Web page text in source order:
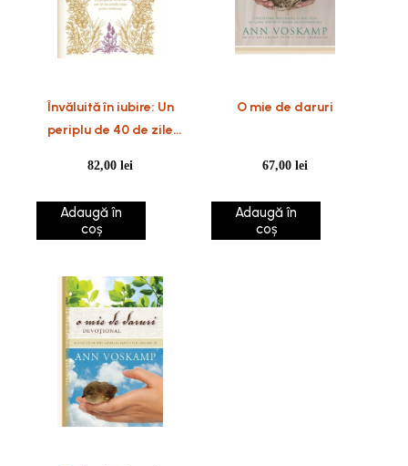
Învăluită în iubire: Un
periplu de 40 de zile
viața pentru totdeauna
82,00lei
Adaugă în
coș
O mie de daruri
67,00lei
Adaugă în
coș